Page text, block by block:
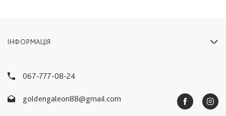
ІНФОРМАЦІЯ
067-777-08-24
goldengaleon88@gmail.com